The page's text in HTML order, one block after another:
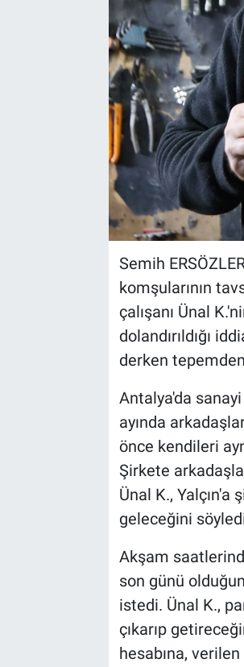
Semih
komşularının
çalışanı Ünal
dolandırıldığı
derken
Antalya'da
ayında
önce kendileri
Şirkete
Ünal K.,
geleceğini
Akşam
son günü
istedi. Ünal K.,
çıkarıp
hesabına,
Kültür Sanat
Bilim ve Teknoloji